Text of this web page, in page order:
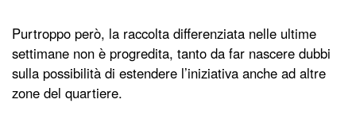
Purtroppo però, la raccolta differenziata nelle ultime
settimane non è progredita, tanto da far nascere dubbi
sulla possibilità di estendere l’iniziativa anche ad altre
zone del quartiere.